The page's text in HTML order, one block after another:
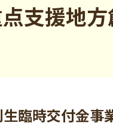
支援地
臨時交付金事